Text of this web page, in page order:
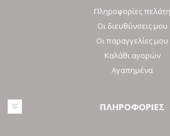
Πληροφορίες πελάτη
Οι διευθύνσεις μου
Οι παραγγελίες μου
Καλάθι αγορών
Αγαπημένα
ΠΛΗΡΟΦΟΡΙΕΣ